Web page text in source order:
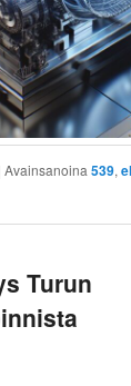
|Avainsanoina 539,
Turun